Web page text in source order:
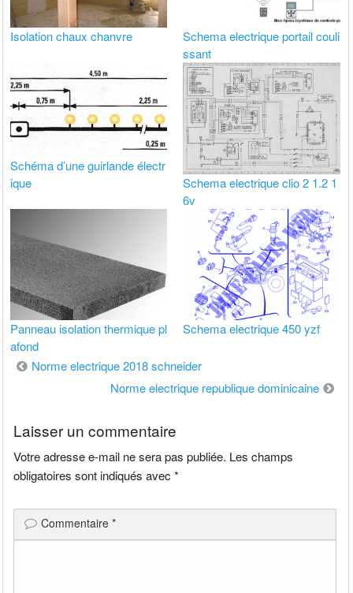
Isolation chaux chanvre
Schema electrique portail couli
ssant
Schéma d’une guirlande électr
ique
Schema electrique clio 2 1.2 1
6v
Panneau isolation thermique pl
afond
Schema electrique 450 yzf
Navigation
Norme electrique 2018 schneider
Norme electrique republique dominicaine
Laisser un commentaire
Votre adresse e-mail ne sera pas publiée. Les champs
obligatoires sont indiqués avec*
Commentaire*